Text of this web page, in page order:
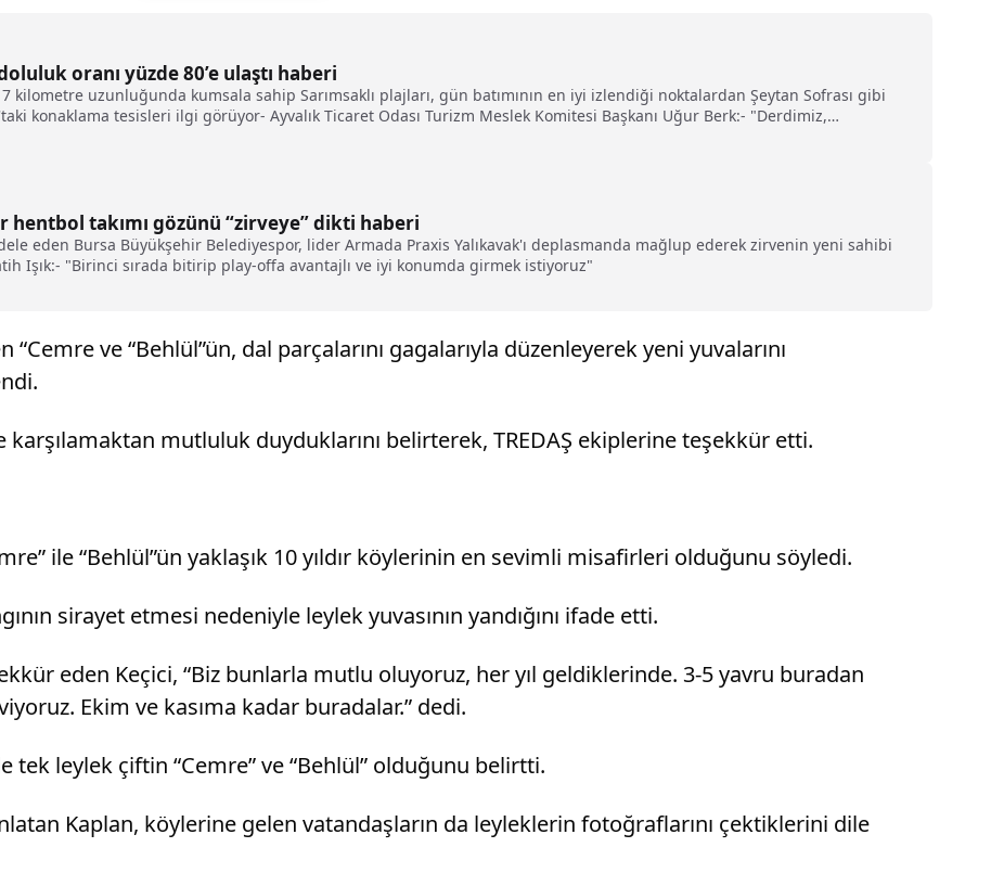
oranı yüzde 80’e ulaştı haberi
kilometre uzunluğunda kumsala sahip Sarımsaklı plajları, gün batımının en iyi izlendiği noktalardan Şeytan Sofrası gibi
konaklama tesisleri ilgi görüyor- Ayvalık Ticaret Odası Turizm Meslek Komitesi Başkanı Uğur Berk:- "Derdimiz,
hentbol takımı gözünü “zirveye” dikti haberi
eden Bursa Büyükşehir Belediyespor, lider Armada Praxis Yalıkavak'ı deplasmanda mağlup ederek zirvenin yeni sahibi
Işık:- "Birinci sırada bitirip play-offa avantajlı ve iyi konumda girmek istiyoruz"
ve “Behlül”ün, dal parçalarını gagalarıyla düzenleyerek yeni yuvalarını
karşılamaktan mutluluk duyduklarını belirterek, TREDAŞ ekiplerine teşekkür etti.
ile “Behlül”ün yaklaşık 10 yıldır köylerinin en sevimli misafirleri olduğunu söyledi.
sirayet etmesi nedeniyle leylek yuvasının yandığını ifade etti.
eden Keçici, “Biz bunlarla mutlu oluyoruz, her yıl geldiklerinde. 3-5 yavru buradan
Ekim ve kasıma kadar buradalar.” dedi.
leylek çiftin “Cemre” ve “Behlül” olduğunu belirtti.
Kaplan, köylerine gelen vatandaşların da leyleklerin fotoğraflarını çektiklerini dile